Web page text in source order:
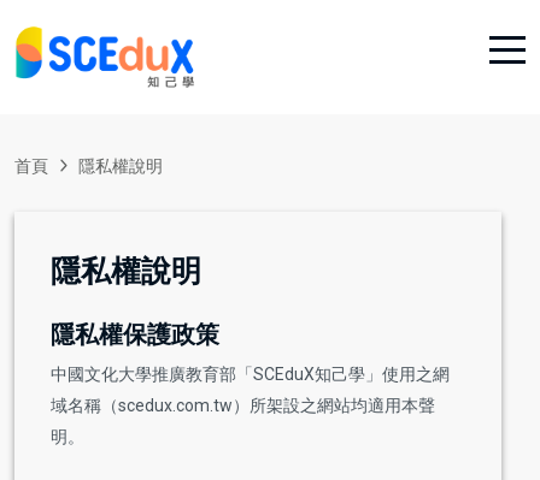
首頁 隱私權說明
隱私權說明
隱私權保護政策
中國文化大學推廣教育部「SCEduX知己學」使用之網
域名稱（scedux.com.tw）所架設之網站均適用本聲
明。